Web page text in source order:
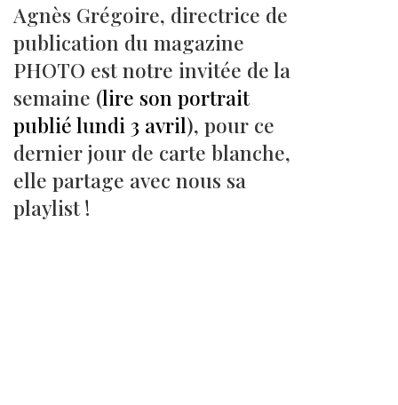
Agnès Grégoire, directrice de
publication du magazine
PHOTO est notre invitée de la
semaine (lire son portrait
publié lundi 3 avril), pour ce
dernier jour de carte blanche,
elle partage avec nous sa
playlist !